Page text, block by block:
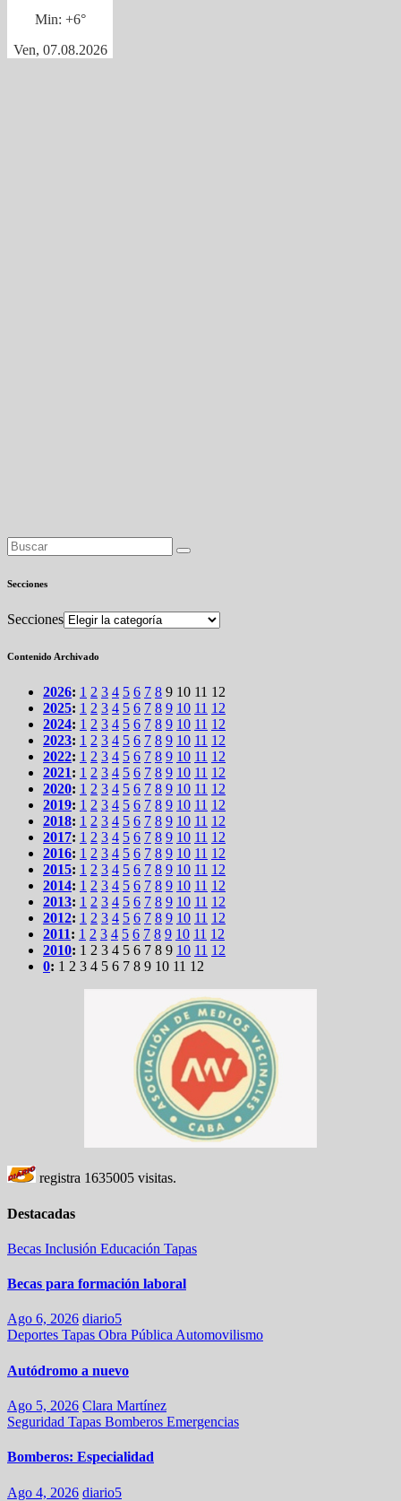
Min: +6°
Ven, 07.08.2026
Secciones
Secciones
Contenido Archivado
2026: 1 2 3 4 5 6 7 8 9 10 11 12
2025: 1 2 3 4 5 6 7 8 9 10 11 12
2024: 1 2 3 4 5 6 7 8 9 10 11 12
2023: 1 2 3 4 5 6 7 8 9 10 11 12
2022: 1 2 3 4 5 6 7 8 9 10 11 12
2021: 1 2 3 4 5 6 7 8 9 10 11 12
2020: 1 2 3 4 5 6 7 8 9 10 11 12
2019: 1 2 3 4 5 6 7 8 9 10 11 12
2018: 1 2 3 4 5 6 7 8 9 10 11 12
2017: 1 2 3 4 5 6 7 8 9 10 11 12
2016: 1 2 3 4 5 6 7 8 9 10 11 12
2015: 1 2 3 4 5 6 7 8 9 10 11 12
2014: 1 2 3 4 5 6 7 8 9 10 11 12
2013: 1 2 3 4 5 6 7 8 9 10 11 12
2012: 1 2 3 4 5 6 7 8 9 10 11 12
2011: 1 2 3 4 5 6 7 8 9 10 11 12
2010: 1 2 3 4 5 6 7 8 9 10 11 12
0: 1 2 3 4 5 6 7 8 9 10 11 12
registra 1635005 visitas.
Destacadas
Becas Inclusión Educación Tapas
Becas para formación laboral
Ago 6, 2026 diario5
Deportes Tapas Obra PúblicaAutomovilismo
Autódromo a nuevo
Ago 5, 2026 Clara Martínez
Seguridad Tapas Bomberos Emergencias
Bomberos: Especialidad
Ago 4, 2026 diario5